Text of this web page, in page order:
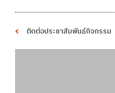
ติดต่อประชาสัมพันธ์กิจกรรม